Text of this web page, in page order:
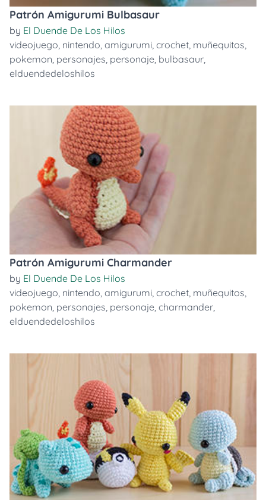
Patrón Amigurumi Bulbasaur
by El Duende De Los Hilos
videojuego, nintendo, amigurumi, crochet, muñequitos,
pokemon, personajes, personaje, bulbasaur,
elduendedeloshilos
Patrón Amigurumi Charmander
by El Duende De Los Hilos
videojuego, nintendo, amigurumi, crochet, muñequitos,
pokemon, personajes, personaje, charmander,
elduendedeloshilos